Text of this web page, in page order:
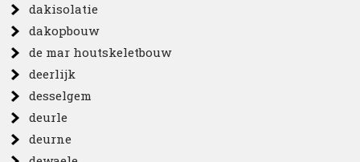
dakisolatie
dakopbouw
de mar houtskeletbouw
deerlijk
desselgem
deurle
deurne